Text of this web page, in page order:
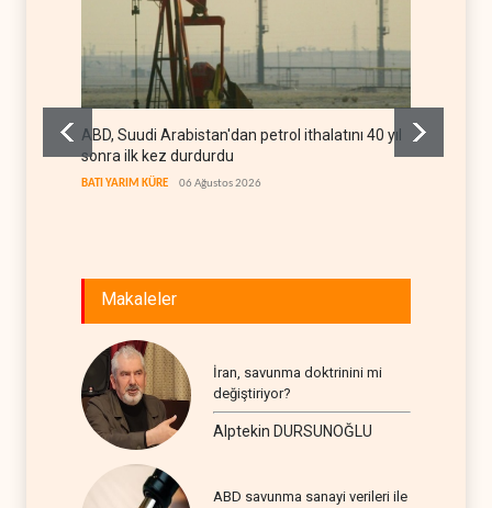
ABD, Suudi Arabistan'dan petrol ithalatını 40 yıl
sonra ilk kez durdurdu
BATI YARIM KÜRE 06 Ağustos 2026
Makaleler
İran, savunma doktrinini mi
değiştiriyor?
Alptekin DURSUNOĞLU
ABD savunma sanayi verileri ile